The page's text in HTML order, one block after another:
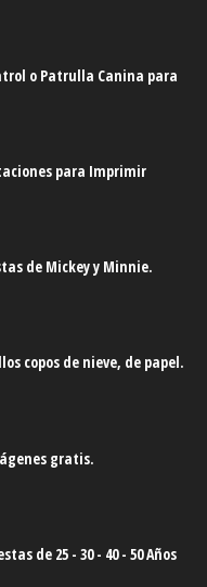
o Patrulla Canina para
para Imprimir
de Mickey y Minnie.
copos de nieve, de papel.
gratis.
de 25 - 30 - 40 - 50 Años